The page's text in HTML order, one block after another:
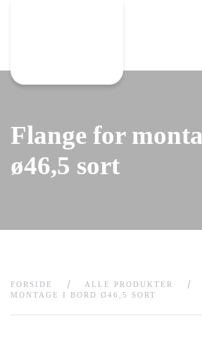
Flange for
ø46,5 sort
FORSIDE ALLE PRODUKTER
MONTAGE I BORD Ø46,5 SORT